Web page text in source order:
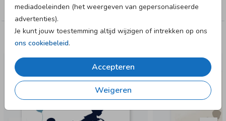
mediadoeleinden (het weergeven van gepersonaliseerde
advertenties).
Je kunt jouw toestemming altijd wijzigen of intrekken op ons
ons cookiebeleid.
Accepteren
Weigeren
Jongen
Deze designs vind je misschien ook leuk